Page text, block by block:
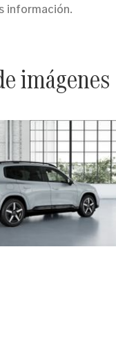
información.
imágenes